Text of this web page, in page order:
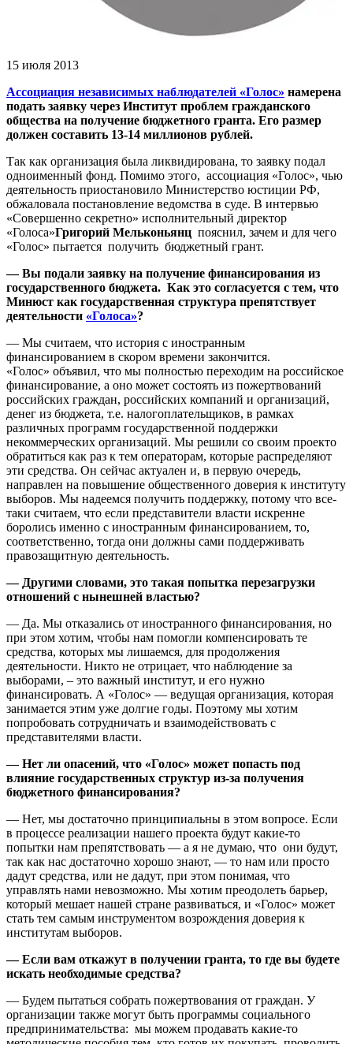
15 июля 2013
Ассоциация независимых наблюдателей «Голос» намерена
подать заявку через Институт проблем гражданского
общества на получение бюджетного гранта. Его размер
должен составить 13-14 миллионов рублей.
Так как организация была ликвидирована, то заявку подал
одноименный фонд. Помимо этого, ассоциация «Голос», чью
деятельность приостановило Министерство юстиции РФ,
обжаловала постановление ведомства в суде. В интервью
«Совершенно секретно» исполнительный директор
«Голоса»Григорий Мельконьянц пояснил, зачем и для чего
«Голос» пытается получить бюджетный грант.
— Вы подали заявку на получение финансирования из
государственного бюджета. Как это согласуется с тем, что
Минюст как государственная структура препятствует
деятельности «Голоса»?
— Мы считаем, что история с иностранным
финансированием в скором времени закончится.
«Голос» объявил, что мы полностью переходим на российское
финансирование, а оно может состоять из пожертвований
российских граждан, российских компаний и организаций,
денег из бюджета, т.е. налогоплательщиков, в рамках
различных программ государственной поддержки
некоммерческих организаций. Мы решили со своим проекто
обратиться как раз к тем операторам, которые распределяют
эти средства. Он сейчас актуален и, в первую очередь,
направлен на повышение общественного доверия к институту
выборов. Мы надеемся получить поддержку, потому что все-
таки считаем, что если представители власти искренне
боролись именно с иностранным финансированием, то,
соответственно, тогда они должны сами поддерживать
правозащитную деятельность.
— Другими словами, это такая попытка перезагрузки
отношений с нынешней властью?
— Да. Мы отказались от иностранного финансирования, но
при этом хотим, чтобы нам помогли компенсировать те
средства, которых мы лишаемся, для продолжения
деятельности. Никто не отрицает, что наблюдение за
выборами, – это важный институт, и его нужно
финансировать. А «Голос» — ведущая организация, которая
занимается этим уже долгие годы. Поэтому мы хотим
попробовать сотрудничать и взаимодействовать с
представителями власти.
— Нет ли опасений, что «Голос» может попасть под
влияние государственных структур из-за получения
бюджетного финансирования?
— Нет, мы достаточно принципиальны в этом вопросе. Если
в процессе реализации нашего проекта будут какие-то
попытки нам препятствовать — а я не думаю, что они будут,
так как нас достаточно хорошо знают, — то нам или просто
дадут средства, или не дадут, при этом понимая, что
управлять нами невозможно. Мы хотим преодолеть барьер,
который мешает нашей стране развиваться, и «Голос» может
стать тем самым инструментом возрождения доверия к
институтам выборов.
— Если вам откажут в получении гранта, то где вы будете
искать необходимые средства?
— Будем пытаться собрать пожертвования от граждан. У
организации также могут быть программы социального
предпринимательства: мы можем продавать какие-то